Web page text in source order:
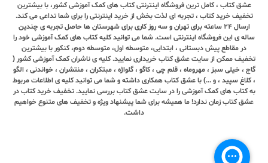
عشق کتاب ، کامل ترین فروشگاه اینترنتی کتاب های کمک آموزشی کشور، با بیشترین
تخفیف خرید کتاب ، تجربه ای لذت بخش از خرید اینترنتی را برای شما تداعی می کند.
ارسال ٢٤ ساعته برای تهران و سه روز کاری برای شهرستان ها حاصل تجربه ی چندین
ساله ی این فروشگاه اینترنتی است. شما می توانید کلیه کتاب های کمک آموزشی خود را
در مقاطع پیش دبستانی ، ابتدایی، متوسطه اول، متوسطه دوم، کنکور با بیشترین
تخفیف ممکن از سایت عشق کتاب خریداری نمایید. کلیه ی ناشران کمک آموزشی کشور (
گاج ، خیلی سبز ، مهروماه ، قلم چی ، کاگو ، گلواژه ، مبتکران ، منتشران ، خواندنی ، الگو
، کلاغ سپید ، و ...) با عشق کتاب همکاری داشته و شما می توانید کلیه ی اطلاعات مربوط
به کتاب های کمک آموزشی را در سایت عشق کتاب بررسی نمایید. تخفیف خرید کتاب در
عشق کتاب زمان ندارد! ما همیشه برای شما پیشنهاد ویژه و تخفیف های متنوع خواهیم
داشت.